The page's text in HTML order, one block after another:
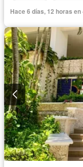
Hace 6 días, 12 horas